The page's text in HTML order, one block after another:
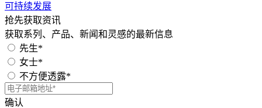
可持续发展
抢先获取资讯
获取系列、产品、新闻和灵感的最新信息
先生*
女士*
不方便透露*
确认